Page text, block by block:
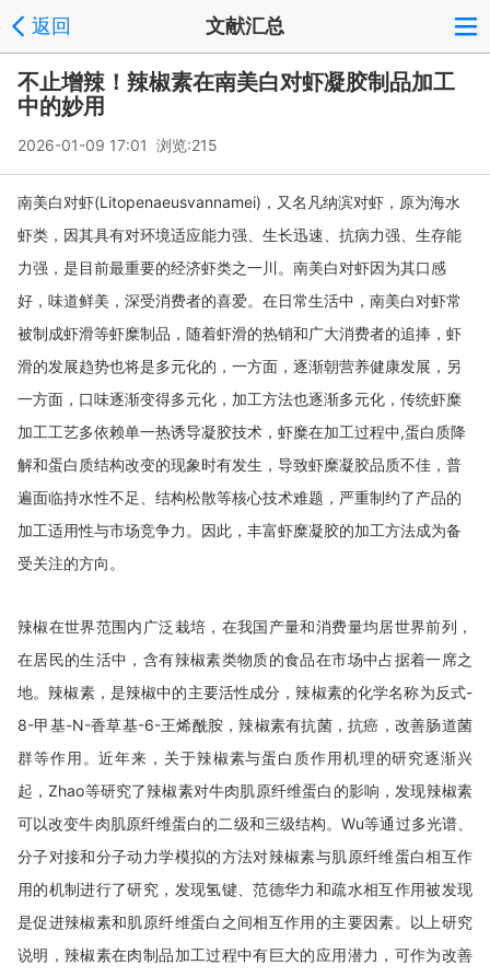
返回 文献汇总
不止增辣！辣椒素在南美白对虾凝胶制品加工
中的妙用
2026-01-09 17:01 浏览:215
南美白对虾(Litopenaeusvannamei) ，又名凡纳滨对虾，原为海水
虾类，因其具有对环境适应能力强、生长迅速、抗病力强、生存能
力强，是目前最重要的经济虾类之一川。南美白对虾因为其口感
好，味道鲜美，深受消费者的喜爱。在日常生活中，南美白对虾常
被制成虾滑等虾糜制品，随着虾滑的热销和广大消费者的追捧，虾
滑的发展趋势也将是多元化的，一方面，逐渐朝营养健康发展，另
一方面，口味逐渐变得多元化，加工方法也逐渐多元化，传统虾糜
加工工艺多依赖单一热诱导凝胶技术，虾糜在加工过程中 ,蛋白质降
解和蛋白质结构改变的现象时有发生，导致虾糜凝胶品质不佳，普
遍面临持水性不足、结构松散等核心技术难题，严重制约了产品的
加工适用性与市场竞争力。因此，丰富虾糜凝胶的加工方法成为备
受关注的方向。
辣椒在世界范围内广泛栽培，在我国产量和消费量均居世界前列，
在居民的生活中，含有辣椒素类物质的食品在市场中占据着一席之
地。辣椒素，是辣椒中的主要活性成分，辣椒素的化学名称为反式-
8-甲基-N-香草基-6-王烯酰胺，辣椒素有抗菌，抗癌，改善肠道菌
群等作用。近年来，关于辣椒素与蛋白质作用机理的研究逐渐兴
起，Zhao等研究了辣椒素对牛肉肌原纤维蛋白的影响，发现辣椒素
可以改变牛肉肌原纤维蛋白的二级和三级结构。Wu等通过多光谱、
分子对接和分子动力学模拟的方法对辣椒素与肌原纤维蛋白相互作
用的机制进行了研究，发现氢键、范德华力和疏水相互作用被发现
是促进辣椒素和肌原纤维蛋白之间相互作用的主要因素。以上研究
说明，辣椒素在肉制品加工过程中有巨大的应用潜力，可作为改善